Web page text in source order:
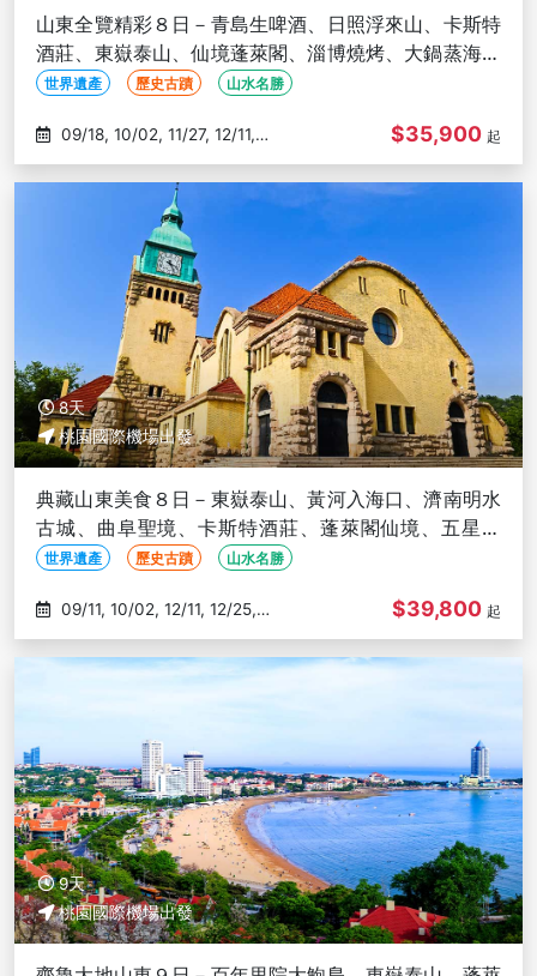
山東全覽精彩８日－青島生啤酒、日照浮來山、卡斯特
酒莊、東嶽泰山、仙境蓬萊閣、淄博燒烤、大鍋蒸海鮮
(文化參訪)
世界遺產 歷史古蹟 山水名勝
12/25
$35,900 起
8天
桃園國際機場出發
典藏山東美食８日－東嶽泰山、黃河入海口、濟南明水
古城、曲阜聖境、卡斯特酒莊、蓬萊閣仙境、五星酒
店、三排座巴士(文化參訪)
世界遺產 歷史古蹟 山水名勝
01/08
$39,800 起
9天
桃園國際機場出發